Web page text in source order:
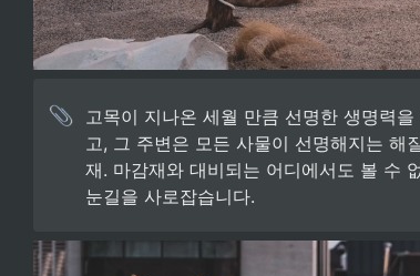
고목이 지나온 세월 만큼 선명한 생명력
고, 그 주변은 모든 사물이 선명해지는 해
재. 마감재와 대비되는 어디에서도 볼 수
눈길을 사로잡습니다.